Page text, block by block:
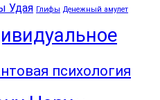
Удая Глифы Денежный амулет
психология